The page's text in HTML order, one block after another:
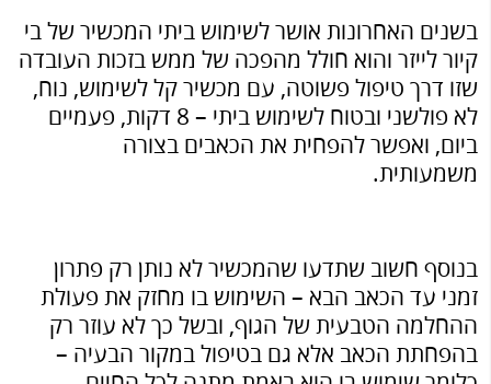
בשנים האחרונות אושר לשימוש ביתי המכשיר של בי
קיור לייזר והוא חולל מהפכה של ממש בזכות העובדה
שזו דרך טיפול פשוטה, עם מכשיר קל לשימוש, נוח,
לא פולשני ובטוח לשימוש ביתי – 8 דקות, פעמיים
ביום, ואפשר להפחית את הכאבים בצורה
משמעותית.
בנוסף חשוב שתדעו שהמכשיר לא נותן רק פתרון
זמני עד הכאב הבא – השימוש בו מחזק את פעולת
ההחלמה הטבעית של הגוף, ובשל כך לא עוזר רק
בהפחתת הכאב אלא גם בטיפול במקור הבעיה –